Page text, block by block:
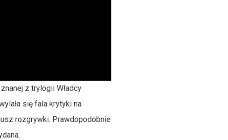
z trylogii Władcy
się fala krytyki na
rozgrywki. Prawdopodobnie